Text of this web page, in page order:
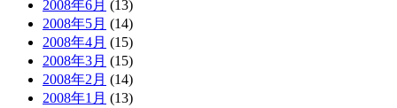
2008年6月 (13)
2008年5月 (14)
2008年4月 (15)
2008年3月 (15)
2008年2月 (14)
2008年1月 (13)